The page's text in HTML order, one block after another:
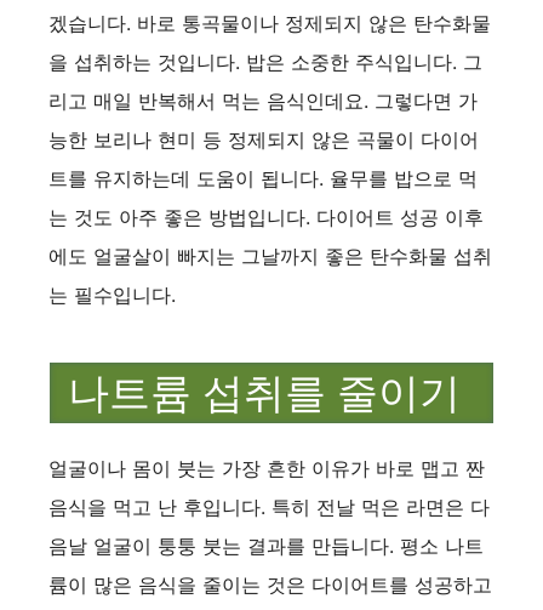
겠습니다. 바로 통곡물이나 정제되지 않은 탄수화물
을 섭취하는 것입니다. 밥은 소중한 주식입니다. 그
리고 매일 반복해서 먹는 음식인데요. 그렇다면 가
능한 보리나 현미 등 정제되지 않은 곡물이 다이어
트를 유지하는데 도움이 됩니다. 율무를 밥으로 먹
는 것도 아주 좋은 방법입니다. 다이어트 성공 이후
에도 얼굴살이 빠지는 그날까지 좋은 탄수화물 섭취
는 필수입니다.
나트륨 섭취를 줄이기
얼굴이나 몸이 붓는 가장 흔한 이유가 바로 맵고 짠
음식을 먹고 난 후입니다. 특히 전날 먹은 라면은 다
음날 얼굴이 퉁퉁 붓는 결과를 만듭니다. 평소 나트
륨이 많은 음식을 줄이는 것은 다이어트를 성공하고